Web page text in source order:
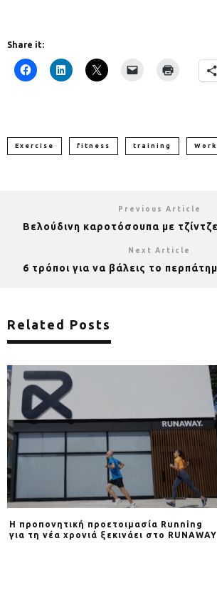
Share it:
Exercise fitness training
Previous Article
Βελούδινη καροτόσουπα με
Next Article
6 τρόποι για να βάλεις το
Related Posts
RUNAWAY στην Κηφισιά: Η καθημερινή
σου «διέξοδος» για τρέξιμο (και όχι